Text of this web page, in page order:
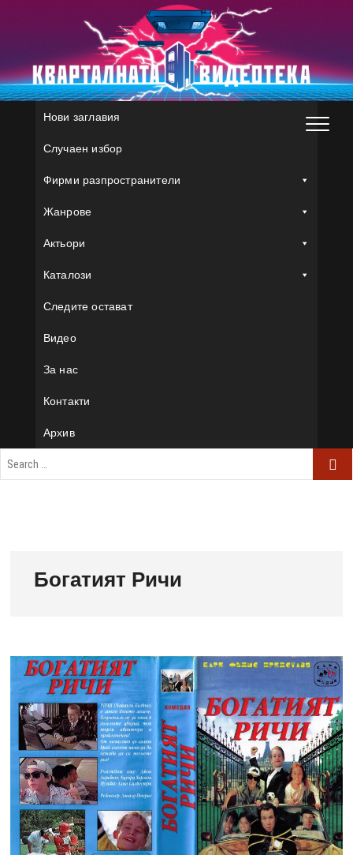
Нови заглавия
Случаен избор
Фирми разпространители
Жанрове
Актьори
Каталози
Следите остават
Видео
За нас
Контакти
Архив
Богатият Ричи